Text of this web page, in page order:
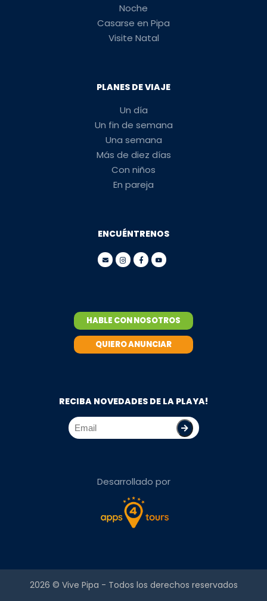
Noche
Casarse en Pipa
Visite Natal
PLANES DE VIAJE
Un día
Un fin de semana
Una semana
Más de diez días
Con niños
En pareja
ENCUÉNTRENOS
HABLE CON NOSOTROS
QUIERO ANUNCIAR
RECIBA NOVEDADES DE LA PLAYA!
Desarrollado por
2026 © Vive Pipa - Todos los derechos reservados